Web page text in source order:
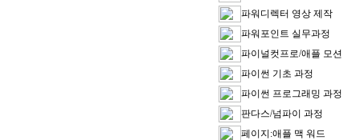
파워디렉터 영상 제작
파워포인트 실무과정
파이널컷프로/애플 모션
파이썬 기초 과정
파이썬 프로그래밍 과정
판다스/넘파이 과정
페이지:애플 맥 워드